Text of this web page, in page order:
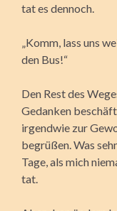
tat es dennoch.
„Komm, lass uns
den Bus!“
Den Rest des
Gedanken
irgendwie zur
begrüßen. Was
Tage, als mich
tat.